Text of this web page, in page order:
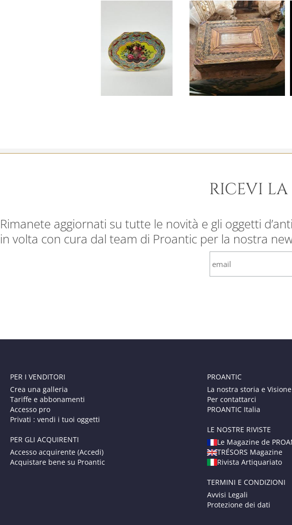
RICEVI LA
Rimanete aggiornati su tutte le novità e gli oggetti
in volta con cura dal team di Proantic per la nostra
PER I VENDITORI
Crea una galleria
Tariffe e abbonamenti
Accesso pro
Privati : vendi i tuoi oggetti
PER GLI ACQUIRENTI
Accesso acquirente (Accedi)
Acquistare bene su Proantic
PROANTIC
La nostra storia e Visione
Per contattarci
PROANTIC Italia
LE NOSTRE RIVISTE
Le Magazine de
TRÉSORS Magazine
Rivista Artiquariato
TERMINI E CONDIZIONI
Avvisi Legali
Protezione dei dati